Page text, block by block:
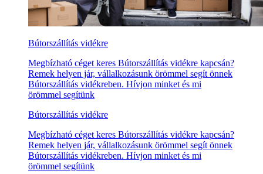
Bútorszállítás vidékre
Megbízható céget keres Bútorszállítás vidékre kapcsán?
Remek helyen jár, vállalkozásunk örömmel segít önnek
Bútorszállítás vidékreben. Hívjon minket és mi
örömmel segítünk
Bútorszállítás vidékre
Megbízható céget keres Bútorszállítás vidékre kapcsán?
Remek helyen jár, vállalkozásunk örömmel segít önnek
Bútorszállítás vidékreben. Hívjon minket és mi
örömmel segítünk